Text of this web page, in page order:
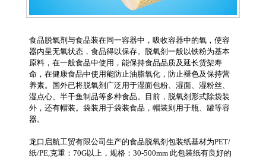
食品脱氧剂与食品装在同一容器中，吸收容器中的氧，使容
器内呈无氧状态，食品得以保存。脱氧剂一般以铁粉为基本
原料，在一般食品中使用，能保持食品品质及延长货架寿
命，在健康食品中使用能防止油脂氧化，防止褪色及保持营
养素。国外已将脱氧剂广泛用于湿面包粉、湿面、湿粉丝、
湿点心、半干鱼制品等多种食品。目前，脱氧剂形式除袋装
外，还有帽装。袋装用于袋装食品，帽装则用于瓶、罐等容
器。
龙口启航工贸有限公司生产的食品脱氧剂包装纸基材为PET/
纸/PE,克重：70G以上，规格：30-500mm 此包装纸有良好的